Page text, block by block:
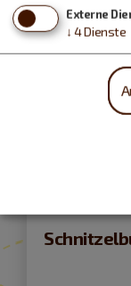
Dietfurt
Externe
↓ 4Dienste